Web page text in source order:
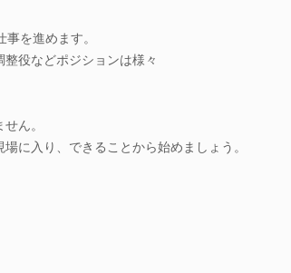
を進めます。
役などポジションは様々
ん。
に入り、できることから始めましょう。